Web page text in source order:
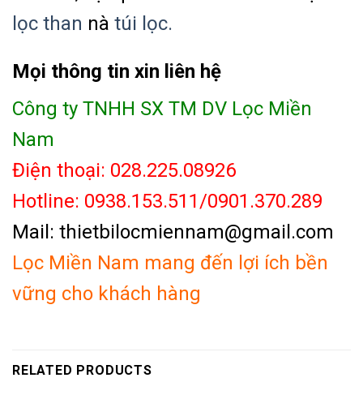
lọc than nà túi lọc.
Mọi thông tin xin liên hệ
Công ty TNHH SX TM DV Lọc Miền
Nam
Điện thoại: 028.225.08926
Hotline: 0938.153.511/0901.370.289
Mail: thietbilocmiennam@gmail.com
Lọc Miền Nam mang đến lợi ích bền
vững cho khách hàng
RELATED PRODUCTS